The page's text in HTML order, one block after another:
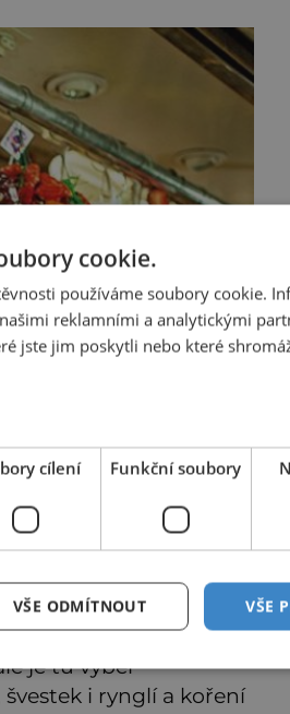
je tu výběr
i rynglí a koření
cookie.
používáme soubory cookie.
reklamními a analytickými
jste jim poskytli nebo které
cílení Funkční soubory
VŠE
VŠE ODMÍTNOUT